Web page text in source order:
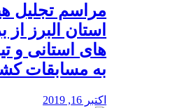
مراسم تجلیل
استان البرز
های استانی و
به مسابقات
اکتبر 16, 2019